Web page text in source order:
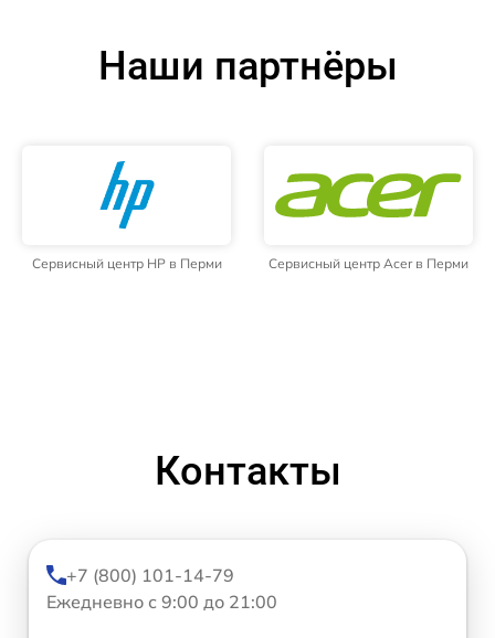
Наши партнёры
Сервисный центр HP в Перми Сервисный центр Acer в Перми
Контакты
+7 (800) 101-14-79
Ежедневно с 9:00 до 21:00